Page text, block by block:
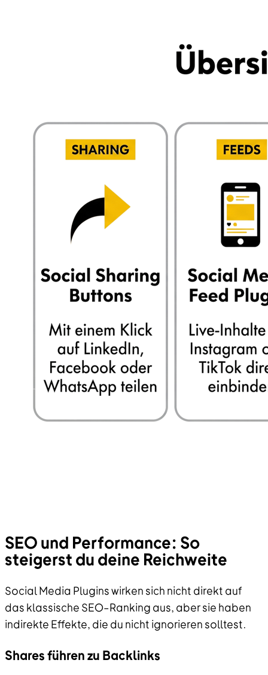
SEO und Performance: So
steigerst du deine Reichweite
Social Media Plugins wirken sich nicht direkt auf
das klassische SEO–Ranking aus, aber sie haben
indirekte Effekte, die du nicht ignorieren solltest.
Shares führen zu Backlinks